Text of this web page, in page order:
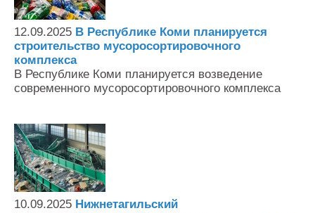
12.09.2025 В Республике Коми планируется
строительство мусоросортировочного
комплекса
В Республике Коми планируется возведение
современного мусоросортировочного комплекса
10.09.2025 Нижнетагильский